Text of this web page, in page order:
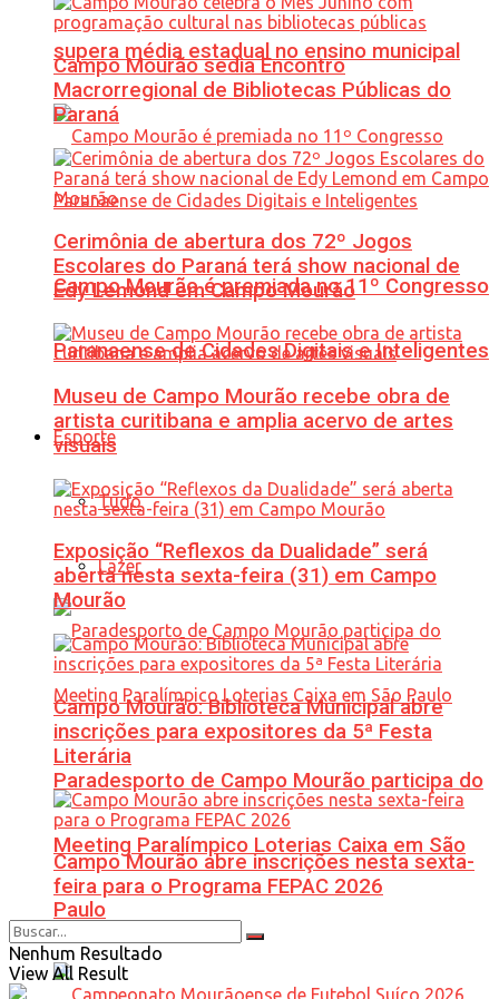
supera média estadual no ensino municipal
Campo Mourão é premiada no 11º Congresso
Paranaense de Cidades Digitais e Inteligentes
Esporte
Tudo
Lazer
Paradesporto de Campo Mourão participa do
Meeting Paralímpico Loterias Caixa em São
Paulo
Campo Mourão sedia Encontro
Macrorregional de Bibliotecas Públicas do
Paraná
Cerimônia de abertura dos 72º Jogos
Escolares do Paraná terá show nacional de
Edy Lemond em Campo Mourão
Museu de Campo Mourão recebe obra de
artista curitibana e amplia acervo de artes
visuais
Exposição “Reflexos da Dualidade” será
aberta nesta sexta-feira (31) em Campo
Mourão
Campo Mourão: Biblioteca Municipal abre
inscrições para expositores da 5ª Festa
Literária
Campo Mourão abre inscrições nesta sexta-
feira para o Programa FEPAC 2026
Nenhum Resultado
View All Result